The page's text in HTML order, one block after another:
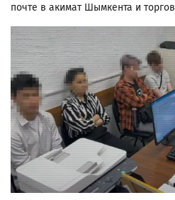
почте в акимат Шымкента и